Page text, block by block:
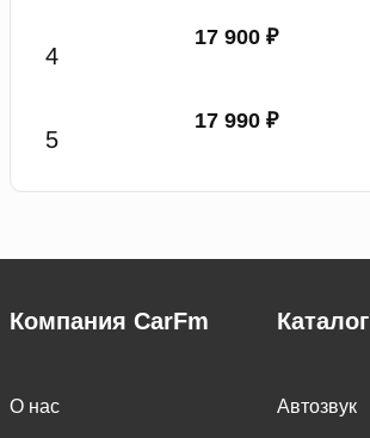
17 900 ₽
17 990 ₽
Компания CarFm
О нас
Каталог
Автозвук